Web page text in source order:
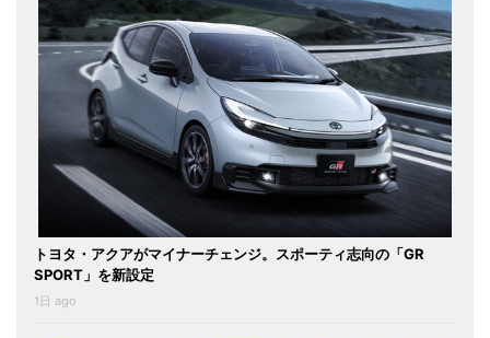
トヨタ・アクアがマイナーチェンジ。スポーティ志向の「GR
SPORT」を新設定
1日 ago